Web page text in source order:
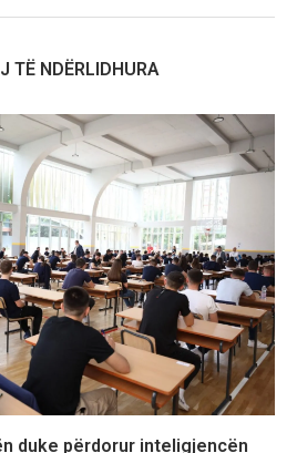
TË NDËRLIDHURA
duke përdorur inteligjencën